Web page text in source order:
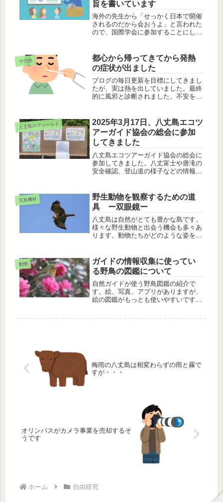
旨を書いています
海外の先生から「せっかく日本で開催
されるのだから会おうよ」と言われた
ので、国際学会に参加することにしま
います。
その他
都心から帰ってきてから発熱
の症状が出ました
ブログの毎日更新を目標にしてきまし
たが、実は熱を出していました。最終
的に風邪と診断されました。不安を取
八丈島のフィールド
2025年3月17日、八丈島エコツ
アーガイド協会の総会に参加
してきました
八丈島エコツアーガイド協会の総会に
参加してきました。八丈富士や唐滝の
安全確認、登山道の様子などの情報共
写真機材
野生動物を観察するための道
具 ー双眼鏡ー
八丈島は自然がとても豊かな島です。
様々な野生動物と出会う機会も多々あ
ります。動物たちがどのような姿をし
く見たくても、人が肉眼で見られる距
離は、野生動物に対して緊張を与えて
し...
動物
ガイドの情報収集に使ってい
る野鳥の図鑑について
自然ガイドが使う野鳥図鑑の紹介で
す。絵、写真、アプリがありますが、
絵の図鑑がもっとも使いやすいです。
梅雨の八丈島は相変わらずの雨と霧で
すが・・・
オリンパスがカメラ事業を売却するそ
うです
ホーム 自由研究